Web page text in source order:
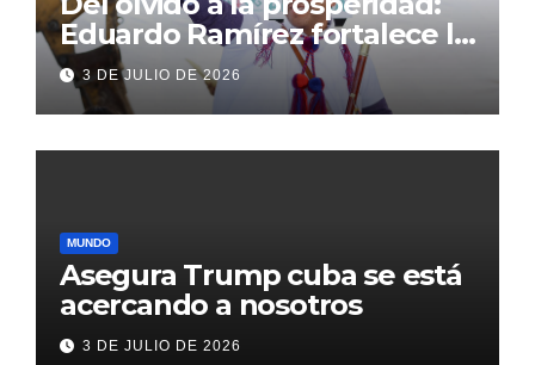
Eduardo Ramírez fortalece la
transformación de Aldama
con inversión histórica
3 DE JULIO DE 2026
MUNDO
Asegura Trump cuba se está
acercando a nosotros
3 DE JULIO DE 2026